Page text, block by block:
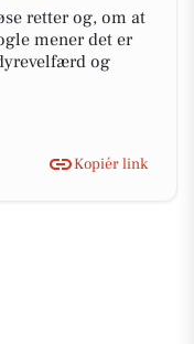
retter og, om at
mener det er
og
Kopiér link